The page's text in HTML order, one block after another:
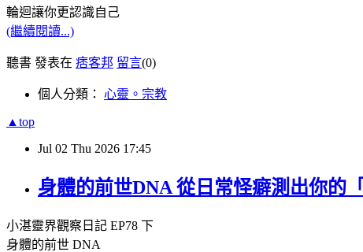
輪迴讓你更認識自己
(繼續閱讀...)
聽書 發表在 痞客邦 留言(0)
個人分類： 心靈。宗教
▲top
Jul 02 Thu 2026 17:45
身體的前世DNA 從日常怪癖測出你的
小湛靈界觀察日記 EP78 下
身體的前世 DNA